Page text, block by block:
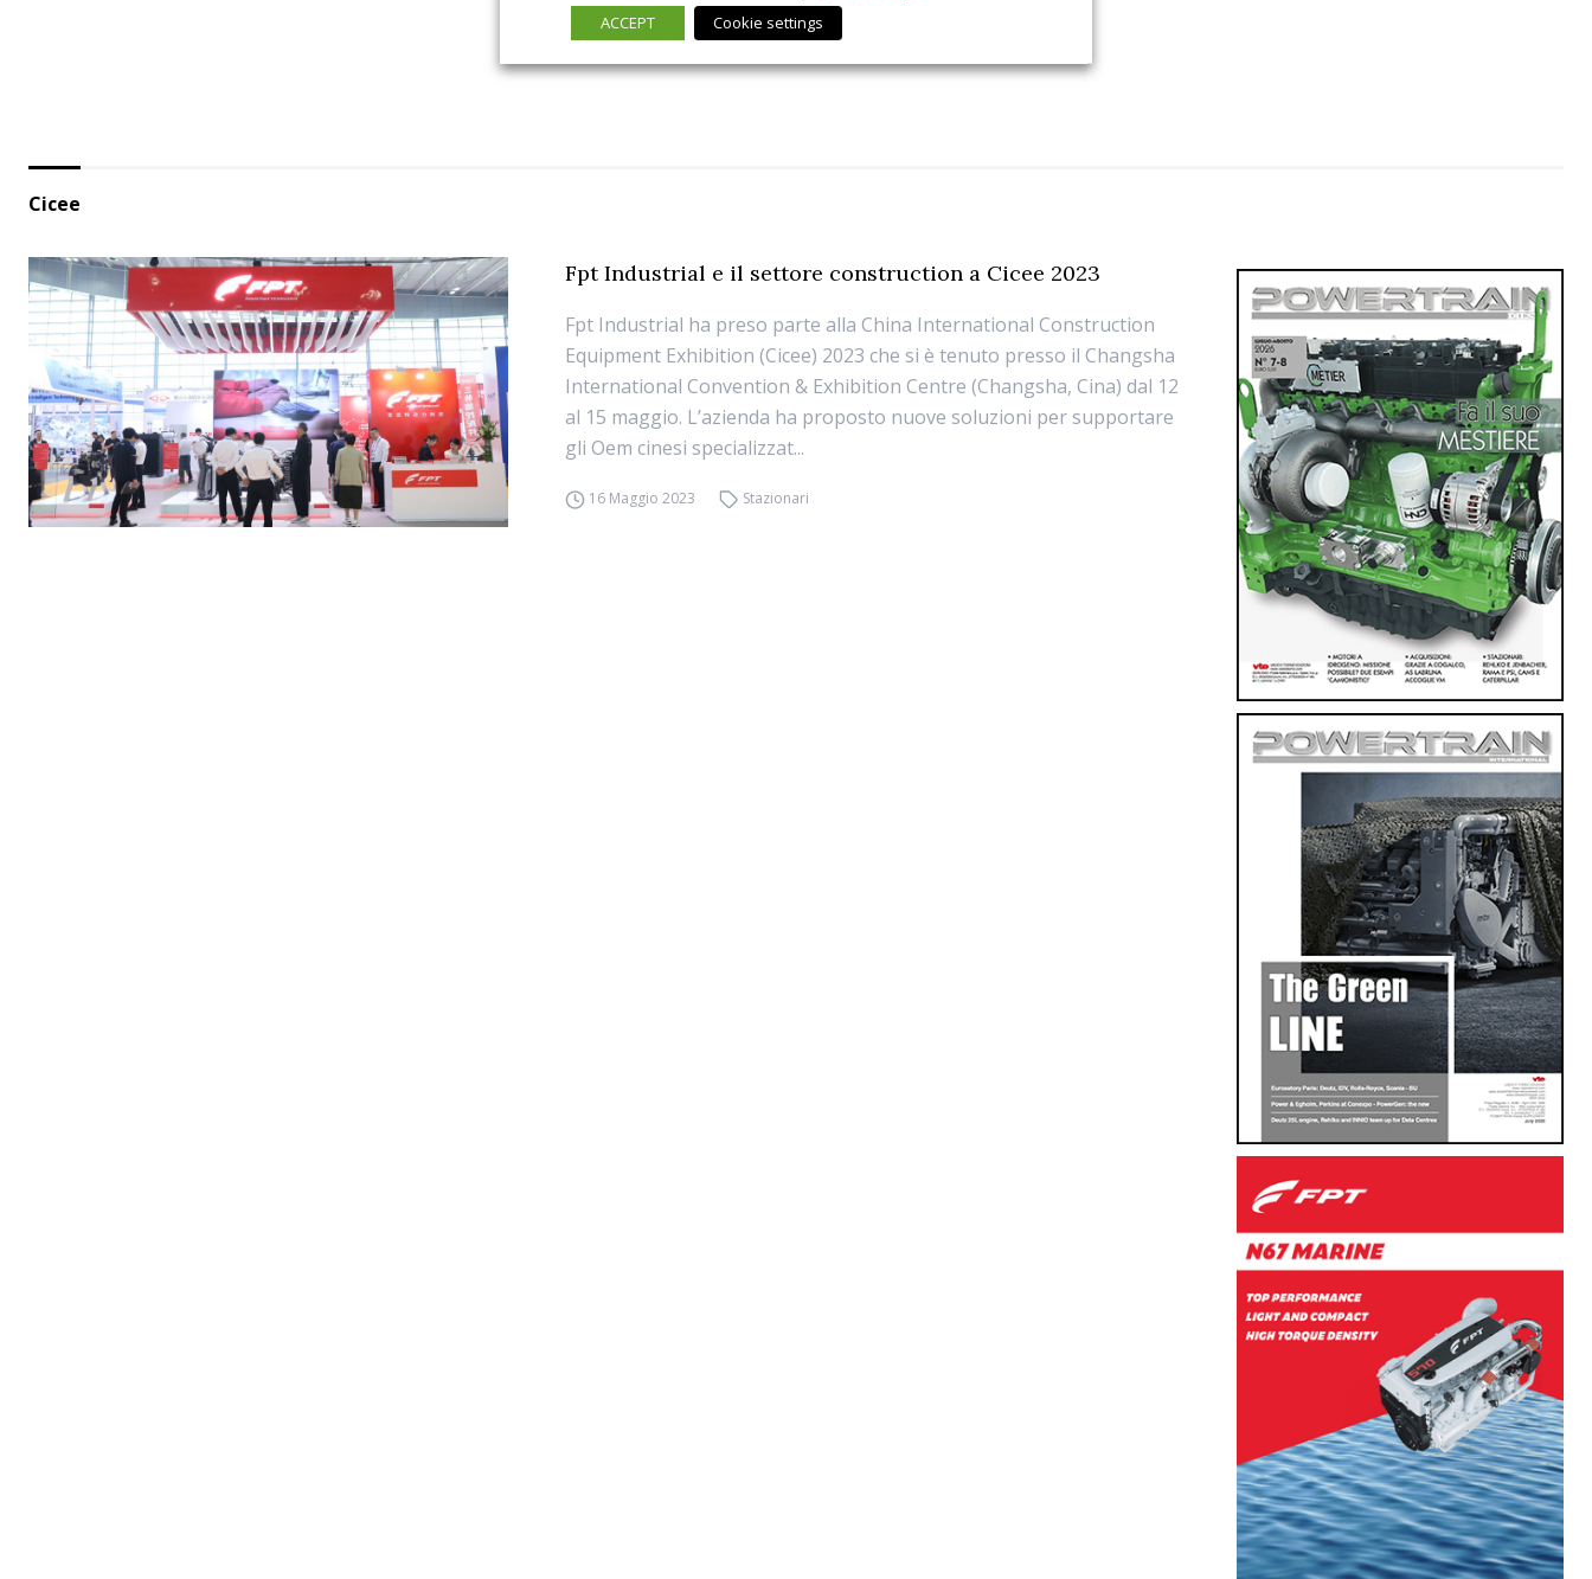
Cicee
Fpt Industrial e il settore construction a Cicee 2023
Fpt Industrial ha preso parte alla China International Construction
Equipment Exhibition (Cicee) 2023 che si è tenuto presso il Changsha
International Convention & Exhibition Centre (Changsha, Cina) dal 12
al 15 maggio. L’azienda ha proposto nuove soluzioni per supportare
gli Oem cinesi specializzat...
16 Maggio 2023 Stazionari
ACCEPT
Cookie settings